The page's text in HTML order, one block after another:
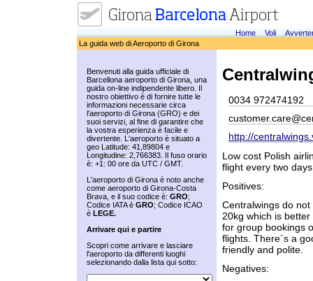
Home Voli
La guida web di Aeroporto di Girona
Benvenuti alla guida ufficiale di
Barcellona aeroporto di Girona, una
guida on-line indipendente libero. Il
nostro obiettivo è di fornire tutte le
informazioni necessarie circa
l'aeroporto di Girona (GRO) e dei
suoi servizi, al fine di garantire che
la vostra esperienza è facile e
divertente. L'aeroporto è situato a
geo Latitude: 41,89804 e
Longitudine: 2,766383. Il fuso orario
è: +1: 00 ore da UTC / GMT.
L'aeroporto di Girona è noto anche
come aeroporto di Girona-Costa
Brava, e il suo codice è: GRO;
Codice IATA è GRO; Codice ICAO
è LEGE.
Arrivare qui e partire
Scopri come arrivare e lasciare
l'aeroporto da differenti luoghi
selezionando dalla lista qui sotto:
0034 972474192
http://
Low cost Polish
flight every two
Positives:
Centralwings do
20kg which is
for group bookings
flights. There´s a
friendly and polite.
Negatives: